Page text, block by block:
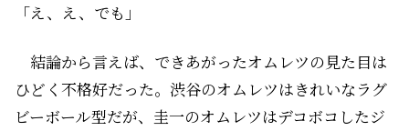
「え、え、でも」
結論から言えば、できあがったオムレツの見た目は
ひどく不格好だった。渋谷のオムレツはきれいなラグ
ビーボール型だが、圭一のオムレツはデコボコしたジ